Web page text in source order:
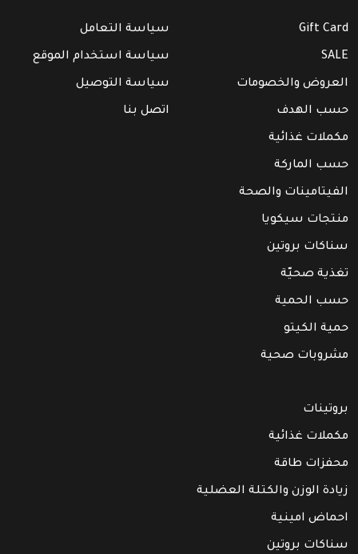
Gift Card
SALE
العروض والخصومات
حسب الهدف
مكملات غذائية
حسب الماركة
الفيتامينات والصحة
منتجات سيكويا
سناكات بروتين
تغذية صحيّة
حسب الحمية
حمية الكيتو
مشروبات صحية
سياسة التعامل
سياسة استخدام الموقع
سياسة التوصيل
اتصل بنا
بروتينات
مكملات غذائية
محفزات طاقة
زيادة الوزن والكتلة العضلية
احماض امينية
سناكات بروتين